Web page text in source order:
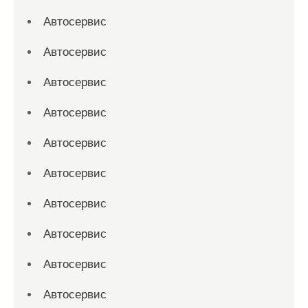
Автосервис
Автосервис
Автосервис
Автосервис
Автосервис
Автосервис
Автосервис
Автосервис
Автосервис
Автосервис